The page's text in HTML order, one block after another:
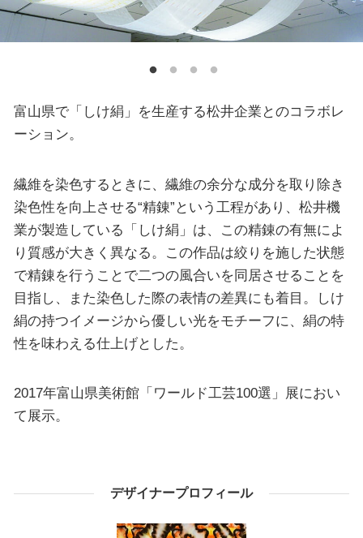
富山県で「しけ絹」を生産する松井企業とのコラボレ
ーション。
繊維を染色するときに、繊維の余分な成分を取り除き
染色性を向上させる“精錬”という工程があり、松井機
業が製造している「しけ絹」は、この精錬の有無によ
り質感が大きく異なる。この作品は絞りを施した状態
で精錬を行うことで二つの風合いを同居させることを
目指し、また染色した際の表情の差異にも着目。しけ
絹の持つイメージから優しい光をモチーフに、絹の特
性を味わえる仕上げとした。
2017年富山県美術館「ワールド工芸100選」展におい
て展示。
デザイナープロフィール